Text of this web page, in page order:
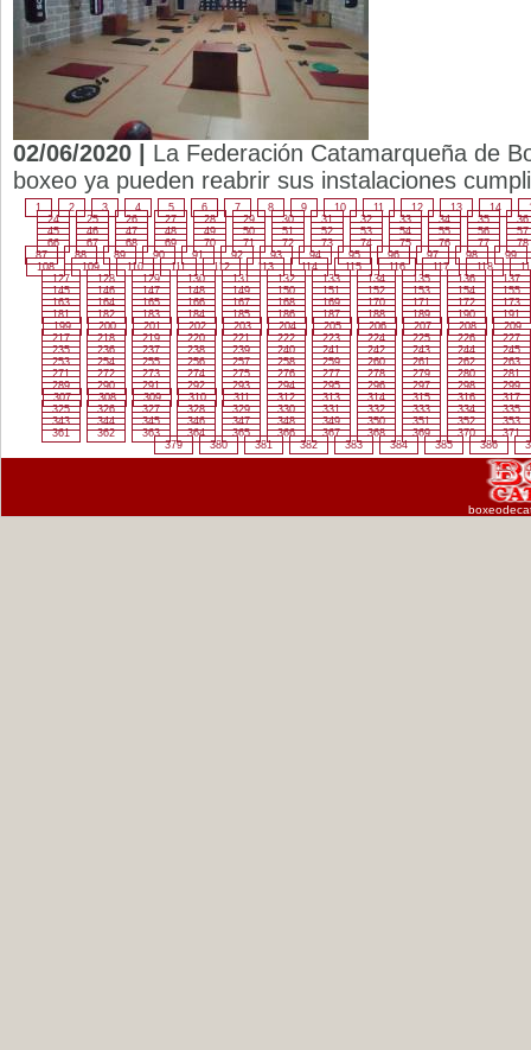
02/06/2020 | La Federación Catamarqueña de
boxeo ya pueden reabrir sus instalaciones
1 2 3 4 5 6 7 8 9 10 11 12 13 14
24
25 26 27 28 29 30 31 32 33 34 35
36
45
46 47 48 49 50 51 52 53 54 55 56
57
66
67 68 69 70 71 72 73 74 75 76 77
78
87
88 89 90 91 92 93 94 95 96 97 98
99
108
109 110 111 112 113 114 115 116 117 118
127
128 129 130 131 132 133 134 135 136
137
145
146 147 148 149 150 151 152 153 154
155
163
164 165 166 167 168 169 170 171 172
173
181
182 183 184 185 186 187 188 189 190
191
199
200 201 202 203 204 205 206 207 208
209
217
218 219 220 221 222 223 224 225 226
227
235
236 237 238 239 240 241 242 243 244
245
253
254 255 256 257 258 259 260 261 262
263
271
272 273 274 275 276 277 278 279 280
281
289
290 291 292 293 294 295 296 297 298
299
307
308 309 310 311 312 313 314 315 316
317
325
326 327 328 329 330 331 332 333 334
335
343
344 345 346 347 348 349 350 351 352
353
361
362 363 364 365 366 367 368 369 370
371
379
380 381 382 383 384 385 386